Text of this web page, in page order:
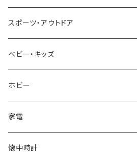
NIXON
AVALANCHE
ORIENT
ZEPPELIN
SKAGEN
DIESEL
ALV
Merge
ETTINGER
COACH
22designstudio
BOTTEGA VENETA
EMPORIO ARMANI
CALVIN KLEIN
DANIEL WELLINGTON
NEWYORKER
OROBIANCO
Ellese
COLEMAN
MONTBLANC
BEAMZSQUARE
BLAZER CLUB
ANDY HAWARD
G GUSTO
GULLWING
CITIZEN
BRAUN
RHYTHM
BLOSSOM
MONDAINE
Helios
VALENTINO VISCANI
LAMY
WATERMAN
PARKER
PELIKAN
CROSS
スポーツ・アウトドア
Trangia
Barebones
FEUERHAND
CASIO
ベビー・キッズ
ふわりぃ
ERGO BABY
ホビー
その他
AMOS
家電
CREATE
懐中時計